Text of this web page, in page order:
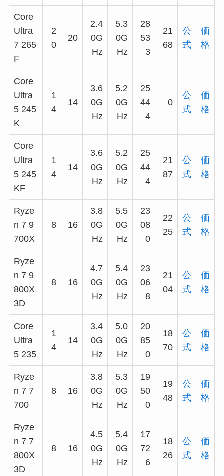
Core
Ultra
7 265
F
2
0
20
2.4
0G
Hz
5.3
0G
Hz
28
53
3
21
68
公
式
価
格
Core
Ultra
5 245
K
1
4
14
3.6
0G
Hz
5.2
0G
Hz
25
44
4
0
公
式
価
格
Core
Ultra
5 245
KF
1
4
14
3.6
0G
Hz
5.2
0G
Hz
25
44
4
21
87
公
式
価
格
Ryze
n 7 9
700X
8 16
3.8
0G
Hz
5.5
0G
Hz
23
08
0
22
25
公
式
価
格
Ryze
n 7 9
800X
3D
8 16
4.7
0G
Hz
5.4
0G
Hz
23
06
8
21
04
公
式
価
格
Core
Ultra
5 235
1
4
14
3.4
0G
Hz
5.0
0G
Hz
20
85
0
18
70
公
式
価
格
Ryze
n 7 7
700
8 16
3.8
0G
Hz
5.3
0G
Hz
19
50
0
19
48
公
式
価
格
Ryze
n 7 7
800X
3D
8 16
4.5
0G
Hz
5.4
0G
Hz
17
72
6
18
26
公
式
価
格